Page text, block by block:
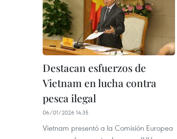
Destacan esfuerzos de
Vietnam en lucha contra
pesca ilegal
06/01/2026 14:35
Vietnam presentó a la Comisión Europea